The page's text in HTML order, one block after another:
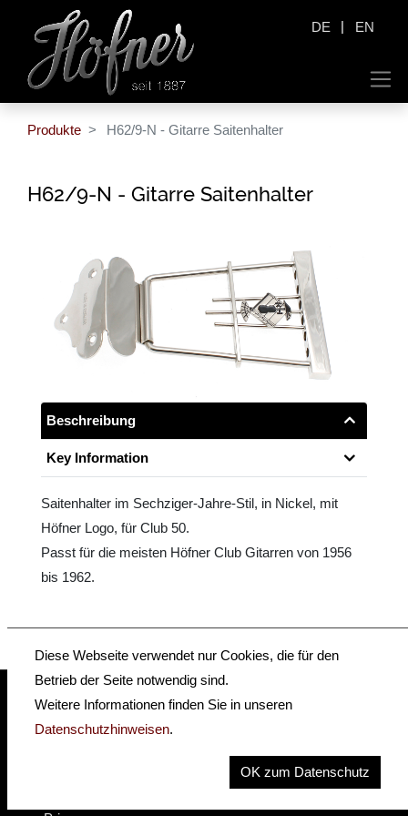
DE | EN
Produkte H62/9-N - Gitarre Saitenhalter
H62/9-N - Gitarre Saitenhalter
Beschreibung
Key Information
Saitenhalter im Sechziger-Jahre-Stil, in Nickel, mit
Höfner Logo, für Club 50.
Passt für die meisten Höfner Club Gitarren von 1956
bis 1962.
insidehofnerguitars
Diese Webseite verwendet nur Cookies, die für den
Betrieb der Seite notwendig sind.
Weitere Informationen finden Sie in unseren
Datenschutzhinweisen.
OK zum Datenschutz